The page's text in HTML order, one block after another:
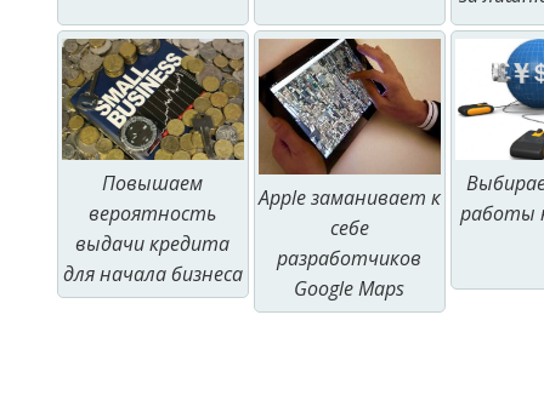
Повышаем
вероятность
выдачи кредита
для начала бизнеса
Apple заманивает к
себе
разработчиков
Google Maps
работы